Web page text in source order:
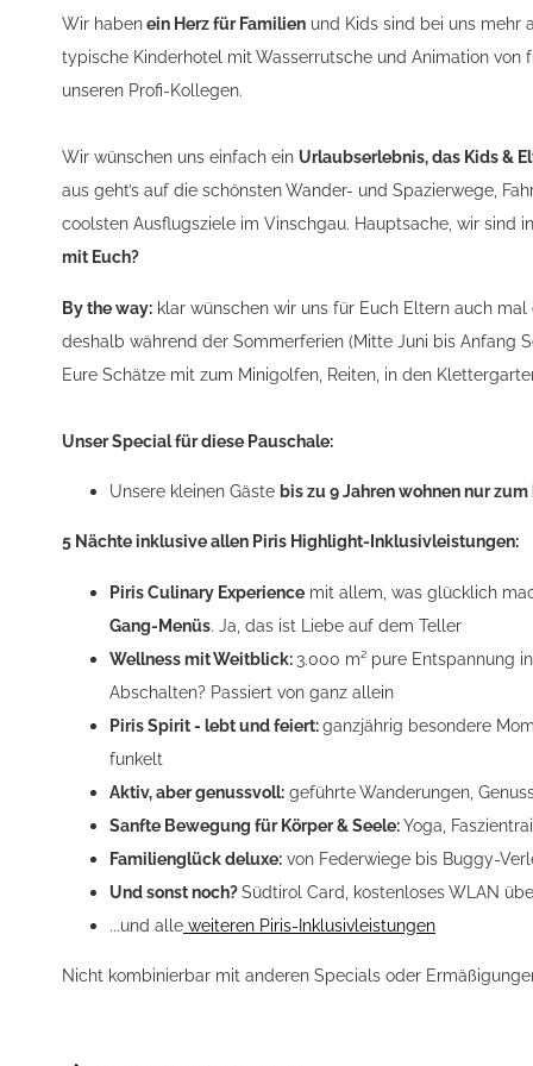
Wir habenein Herz für Familien und Kids sind bei uns mehr
typische Kinderhotel mit Wasserrutsche und Animation von
unseren Profi-Kollegen.
Wir wünschen uns einfach ein Urlaubserlebnis, das Kids &
aus geht’s auf die schönsten Wander- und Spazierwege,
coolsten Ausflugsziele im Vinschgau. Hauptsache, wir sind
mit Euch?
By the way: klar wünschen wir uns für Euch Eltern auch
deshalb während der Sommerferien (Mitte Juni bis Anfang
Eure Schätze mit zum Minigolfen, Reiten, in den
Unser Special für diese Pauschale:
Unsere kleinen Gäste bis zu 9 Jahren wohnen nur zum
5 Nächte inklusive allen Piris Highlight-Inklusivleistungen:
Piris Culinary Experience mit allem, was glücklich
Gang-Menüs. Ja, das ist Liebe auf dem Teller
Wellness mit Weitblick: 3.000 m² pure Entspannung
Abschalten? Passiert von ganz allein
Piris Spirit - lebt und feiert:ganzjährig besondere
funkelt
Aktiv, aber genussvoll: geführte Wanderungen,
Sanfte Bewegung für Körper & Seele:Yoga,
Familienglück deluxe: von Federwiege bis Buggy-
Und sonst noch?Südtirol Card, kostenloses WLAN
...und alle weiteren Piris-Inklusivleistungen
Nicht kombinierbar mit anderen Specials oder